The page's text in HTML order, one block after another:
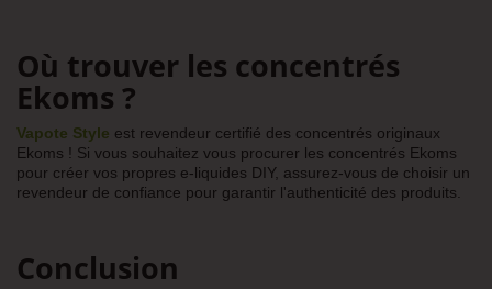
Où trouver les concentrés
Ekoms ?
Vapote Style est revendeur certifié des concentrés originaux
Ekoms ! Si vous souhaitez vous procurer les concentrés Ekoms
pour créer vos propres e-liquides DIY, assurez-vous de choisir un
revendeur de confiance pour garantir l'authenticité des produits.
Conclusion